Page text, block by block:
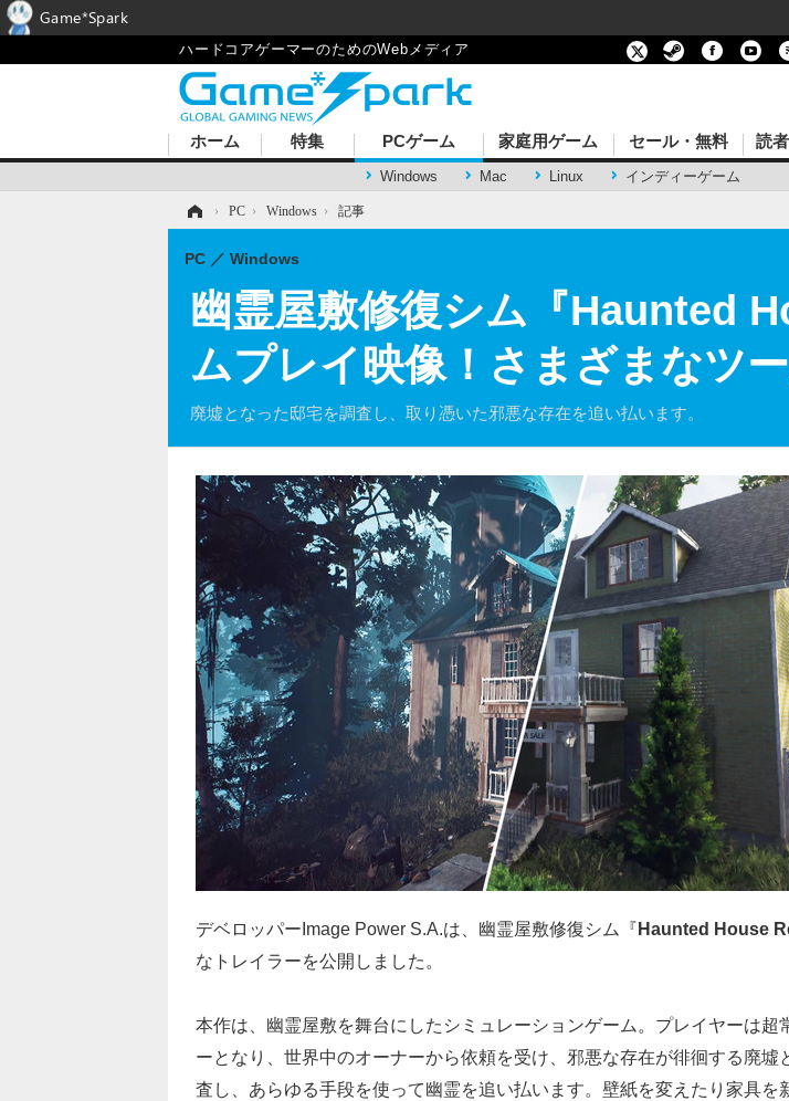
ハードコアゲーマーのためのWebメディア
ホーム 特集 PCゲーム
Windows Mac Linux インディーゲーム
家庭用ゲーム セール・無料 読
› PC › Windows › 記事
幽霊屋敷修復シム『Haunted
ムプレイ映像！さまざまなツ
廃墟となった邸宅を調査し、取り憑いた邪悪な存在を追い払います。
PC Windows
デベロッパーImage Power S.A.は、幽霊屋敷修復シム『Haunted House
なトレイラーを公開しました。
本作は、幽霊屋敷を舞台にしたシミュレーションゲーム。プレイヤーは超
ーとなり、世界中のオーナーから依頼を受け、邪悪な存在が徘徊する廃墟
査し、あらゆる手段を使って幽霊を追い払います。壁紙を変えたり家具を
Game*Spark